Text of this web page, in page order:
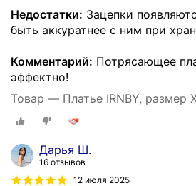
Недостатки: Зацепки
быть аккуратнее с ним при
Комментарий: Потрясающее
эффектно!
Товар — Платье IRNBY, размер
Дарья Ш.
16 отзывов
12 июля 2025